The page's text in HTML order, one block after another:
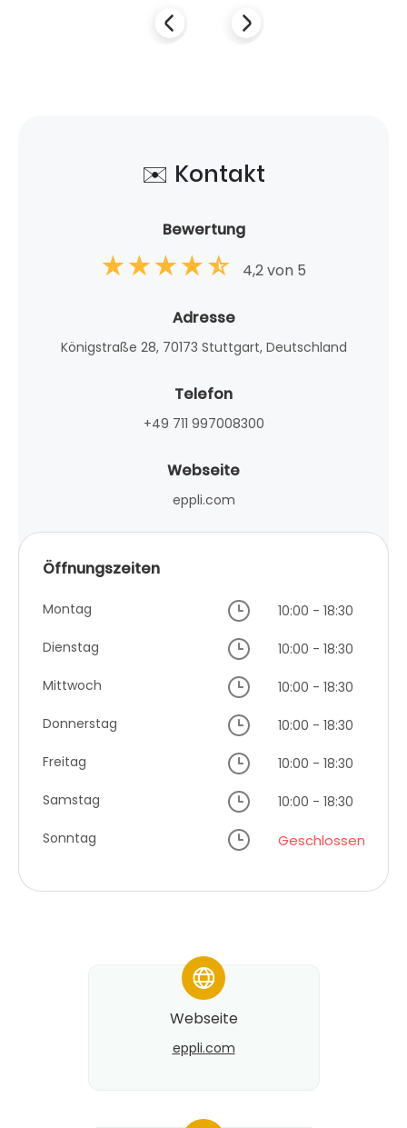
✉️ Kontakt
Bewertung
4,2 von 5
Adresse
Königstraße 28, 70173 Stuttgart, Deutschland
Telefon
+49 711 997008300
Webseite
eppli.com
Öffnungszeiten
Montag
10:00 - 18:30
Dienstag
10:00 - 18:30
Mittwoch
10:00 - 18:30
Donnerstag
10:00 - 18:30
Freitag
10:00 - 18:30
Samstag
10:00 - 18:30
Sonntag
Geschlossen
*
Webseite
eppli.com